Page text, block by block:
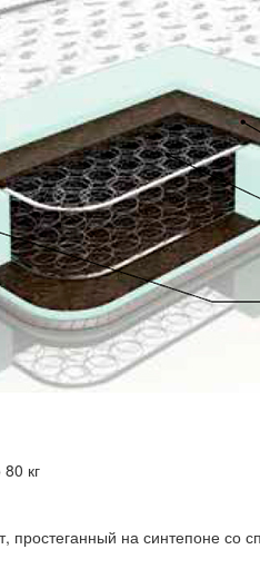
кг
простеганный на синтепоне со